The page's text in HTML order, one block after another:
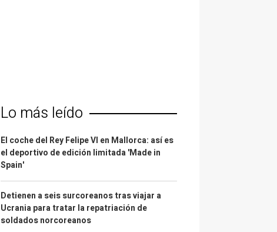
Lo más leído
El coche del Rey Felipe VI en Mallorca: así es
el deportivo de edición limitada 'Made in
Spain'
Detienen a seis surcoreanos tras viajar a
Ucrania para tratar la repatriación de
soldados norcoreanos